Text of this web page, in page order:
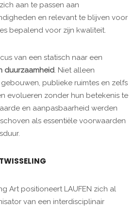
aan te passen aan
en relevant te blijven voor
bepalend voor zijn kwaliteit.
van een statisch naar een
duurzaamheid. Niet alleen
publieke ruimtes en zelfs
evolueren zonder hun betekenis te
en aanpasbaarheid werden
als essentiële voorwaarden
Art positioneert LAUFEN zich al
van een interdisciplinair